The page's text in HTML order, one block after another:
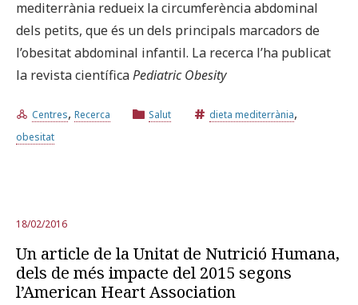
mediterrània redueix la circumferència abdominal
dels petits, que és un dels principals marcadors de
l’obesitat abdominal infantil. La recerca l’ha publicat
la revista científicaPediatric Obesity
Centres, Recerca Salut dieta mediterrània,
obesitat
18/02/2016
Un article de la Unitat de Nutrició Humana,
dels de més impacte del 2015 segons
l’American Heart Association